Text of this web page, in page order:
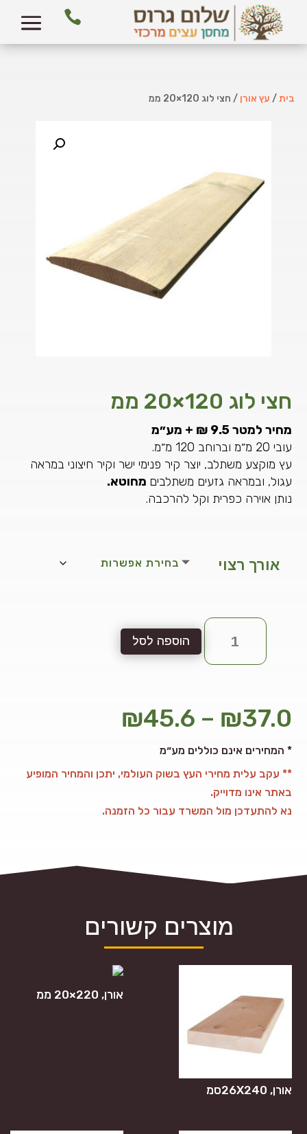

בית/ עץ אורן / חצי לוג 120×20 ממ
חצי לוג 120×20 ממ
מחיר למטר 9.5 ₪ + מע״מ
עובי 20 מ״מ וברוחב 120 מ״מ.
עץ מוקצע משתלב, יוצר קיר פנימי ישר וקיר חיצוני במראה
עגול, ובמראה גזעים משתלבים מחוטא.
נותן אוירה כפרית וקל להרכבה.
אורך רצוי
כמות
חצי
ממ
הוספה לסל
₪37.0
–
₪45.6
⁦₪37.0⁩
עד
המחירים אינם כוללים מע״מ *
** עקב עלית מחירי העץ בשוק העולמי, יתכן והמחיר המופיע
באתר אינו מדוייק.
נא להתעדכן מול המשרד עבור כל הזמנה.
מוצרים קשורים
אורן, 26X240סמ
אורן, 220×20 ממ